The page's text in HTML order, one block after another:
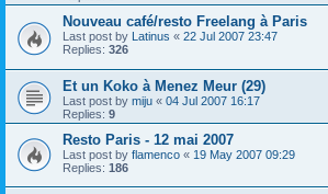
Nouveau café/resto Freelang à Paris
Last post by Latinus « 22 Jul 2007 23:47
Replies: 326
Et un Koko à Menez Meur (29)
Last post by miju « 04 Jul 2007 16:17
Replies: 9
Resto Paris - 12 mai 2007
Last post by flamenco « 19 May 2007 09:29
Replies: 186